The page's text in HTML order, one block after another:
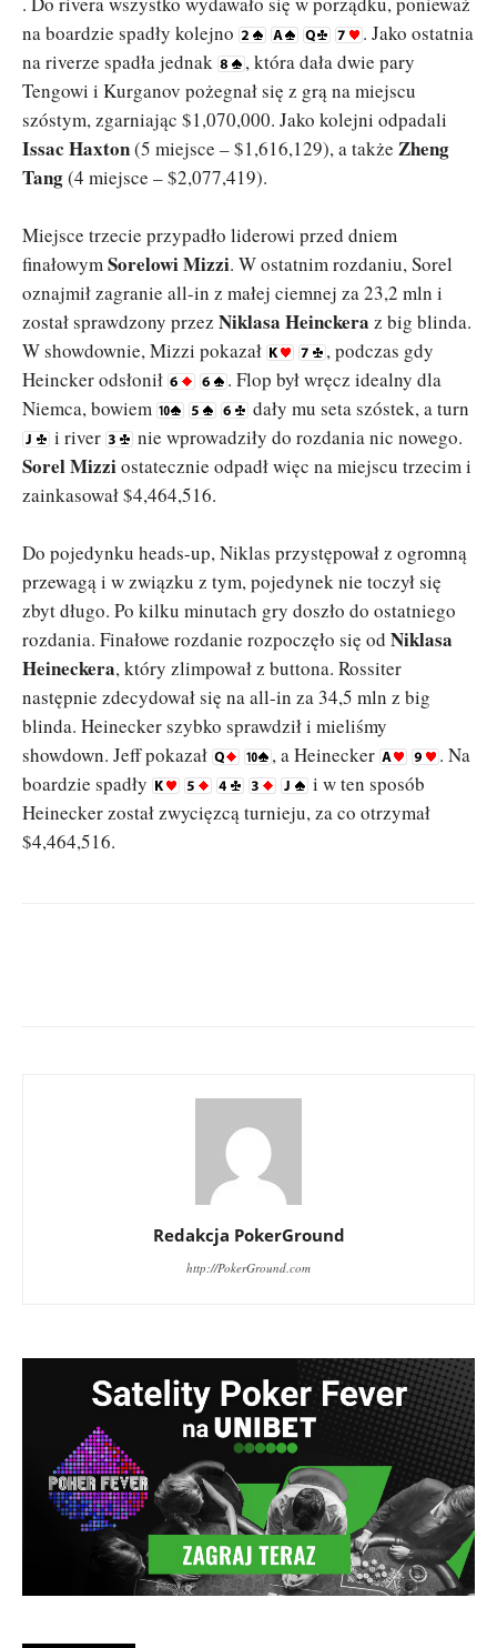
na boardzie spadły kolejno
. Jako ostatnia
na riverze spadła jednak
, która dała dwie pary
Tengowi i Kurganov pożegnał się z grą na miejscu
szóstym, zgarniając $1,070,000. Jako kolejni odpadali
Issac Haxton(5 miejsce – $1,616,129), a także Zheng
Tang(4 miejsce – $2,077,419).
Miejsce trzecie przypadło liderowi przed dniem
finałowymSorelowi Mizzi. W ostatnim rozdaniu, Sorel
oznajmił zagranie all-in z małej ciemnej za 23,2 mln i
został sprawdzony przez Niklasa Heinckera z big blinda.
W showdownie, Mizzi pokazał
, podczas gdy
Heincker odsłonił
. Flop był wręcz idealny dla
Niemca, bowiem
dały mu seta szóstek, a turn
i river
nie wprowadziły do rozdania nic nowego.
Sorel Mizziostatecznie odpadł więc na miejscu trzecim i
zainkasował $4,464,516.
Do pojedynku heads-up, Niklas przystępował z ogromną
przewagą i w związku z tym, pojedynek nie toczył się
zbyt długo. Po kilku minutach gry doszło do ostatniego
rozdania. Finałowe rozdanie rozpoczęło się od Niklasa
Heineckera, który zlimpował z buttona. Rossiter
następnie zdecydował się na all-in za 34,5 mln z big
blinda. Heinecker szybko sprawdził i mieliśmy
showdown. Jeff pokazał
, a Heinecker
. Na
boardzie spadły
i w ten sposób
Heinecker został zwycięzcą turnieju, za co otrzymał
$4,464,516.
Redakcja PokerGround
http://PokerGround.com